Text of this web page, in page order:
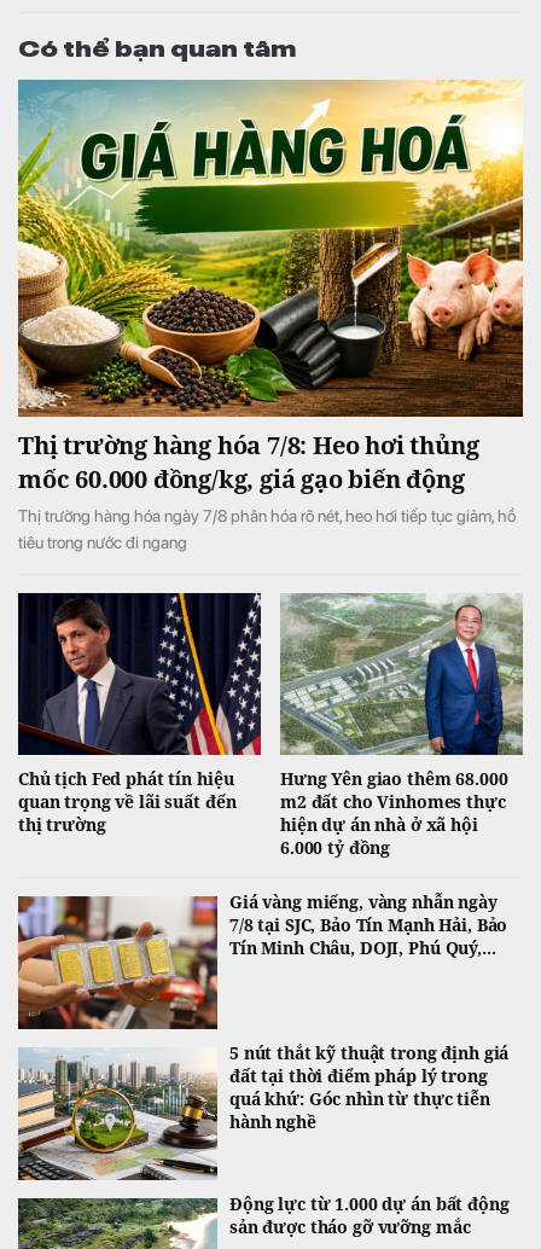
Có thể bạn quan tâm
Thị trường hàng hóa 7/8: Heo hơi thủng
mốc 60.000 đồng/kg, giá gạo biến động
Thị trường hàng hóa ngày 7/8 phân hóa rõ nét, heo hơi tiếp tục giảm, hồ
tiêu trong nước đi ngang
Chủ tịch Fed phát tín hiệu
quan trọng về lãi suất đến
thị trường
Hưng Yên giao thêm 68.000
m2 đất cho Vinhomes thực
hiện dự án nhà ở xã hội
6.000 tỷ đồng
Giá vàng miếng, vàng nhẫn ngày
7/8 tại SJC, Bảo Tín Mạnh Hải, Bảo
Tín Minh Châu, DOJI, Phú Quý,...
5 nút thắt kỹ thuật trong định giá
đất tại thời điểm pháp lý trong
quá khứ: Góc nhìn từ thực tiễn
hành nghề
Động lực từ 1.000 dự án bất động
sản được tháo gỡ vưỡng mắc